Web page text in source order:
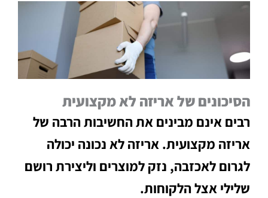
הסיכונים של אריזה לא מקצועית
רבים אינם מבינים את החשיבות הרבה של
אריזה מקצועית. אריזה לא נכונה יכולה
לגרום לאכזבה, נזק למוצרים וליצירת רושם
שלילי אצל הלקוחות.